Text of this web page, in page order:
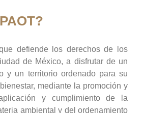
defiende los derechos de los
de México, a disfrutar de un
y un territorio ordenado para su
mediante la promoción y
y cumplimiento de la
ambiental y del ordenamiento